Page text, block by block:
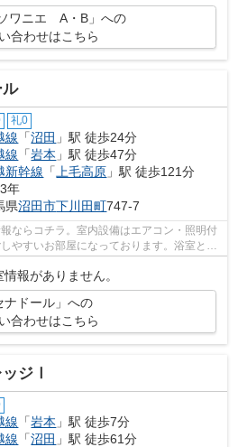
ソワニエ A・B」への
合わせはこちら
礼0
線 「沼田 」駅 徒歩24分
線 「岩本 」駅 徒歩47分
新幹線 「 上毛高原 」駅 徒歩121分
年
県沼田市下川田町747-7
ならコチラ。室内設備はエアコン・照明付
やすいお部屋になっております。浴室とト
報がありません。
ナドール」への
合わせはこちら
ジⅠ
線 「岩本 」駅 徒歩7分
線 「沼田 」駅 徒歩61分